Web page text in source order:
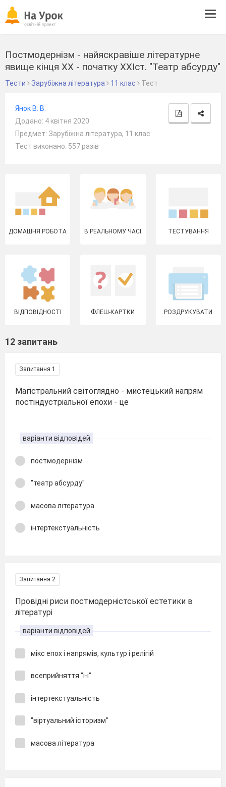
Постмодернізм - найяскравіше літературне
явище кінця ХХ - початку ХХІст. "Театр абсурду"
Тести Зарубіжна література 11 клас Тест
Янок В. В.
Додано: 4 квітня 2020
Предмет: Зарубіжна література, 11 клас
Тест виконано: 557 разів
ДОМАШНЯ РОБОТА В РЕАЛЬНОМУ ЧАСІ ТЕСТУВАННЯ
ВІДПОВІДНОСТІ ФЛЕШ-КАРТКИ РОЗДРУКУВАТИ
12 запитань
Запитання 1
Магістральний світоглядно - мистецький напрям
постіндустріальної епохи - це
варіанти відповідей
постмодернізм
"театр абсурду"
масова література
інтертекстуальність
Запитання 2
Провідні риси постмодерністської естетики в
літературі
варіанти відповідей
мікс епох і напрямів, культур і релігій
всеприйняття "і-і"
інтертекстуальність
"віртуальний історизм"
масова література